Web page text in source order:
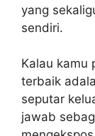
yang
sendiri.
Kalau kamu
terbaik
seputar
jawab